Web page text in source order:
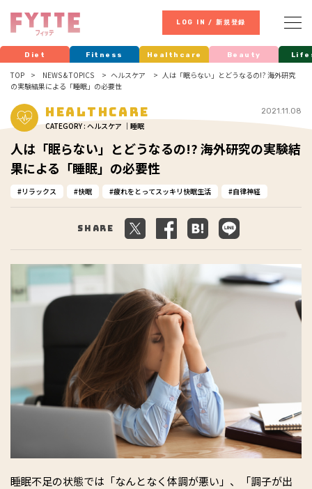
LOG IN / 新規登録
Diet Fitness Healthcare Beauty
TOP NEWS & TOPICS ヘルスケア
人は「眠らない」とどうなるの!? 海外研究
の実験結果による「睡眠」の必要性
Healthcare
CATEGORY : ヘルスケア ｜睡眠
2021.11.08
人は「眠らない」とどうなるの!? 海外研究の実験結
果による「睡眠」の必要性
リラックス 快眠 疲れをとってスッキリ快眠生活 自律神経
Share
睡眠不足の状態では「なんとなく体調が悪い」、「調子が出